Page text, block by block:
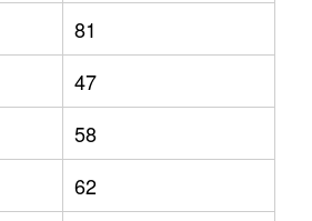
81
47
58
62